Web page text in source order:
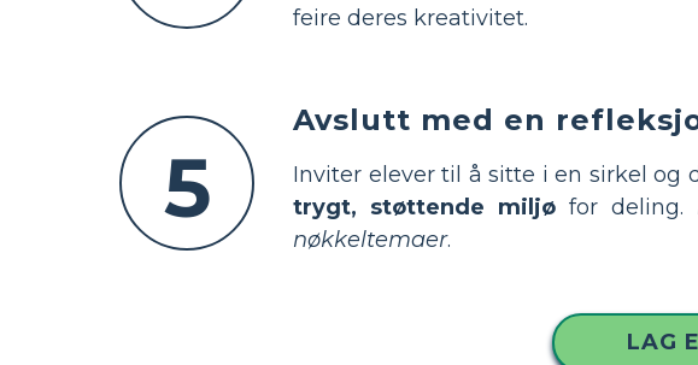
feire deres kreativitet.
5
Avslutt med en
Inviter elever til å sitte i en sirkel
trygt, støttende miljø for deling.
nøkkeltemaer.
LAG